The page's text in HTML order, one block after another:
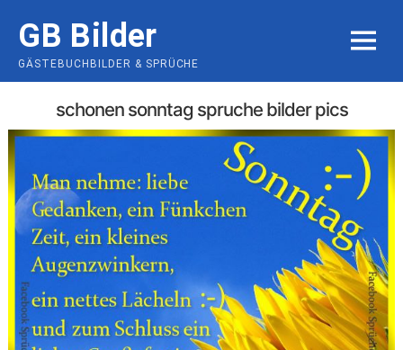
content
GB Bilder
GÄSTEBUCHBILDER & SPRÜCHE
MENU
schonen sonntag spruche bilder pics